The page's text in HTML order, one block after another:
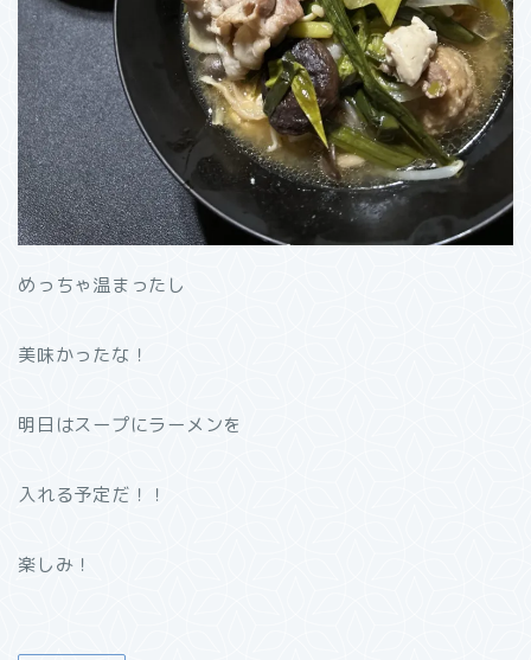
めっちゃ温まったし
美味かったな！
明日はスープにラーメンを
入れる予定だ！！
楽しみ！